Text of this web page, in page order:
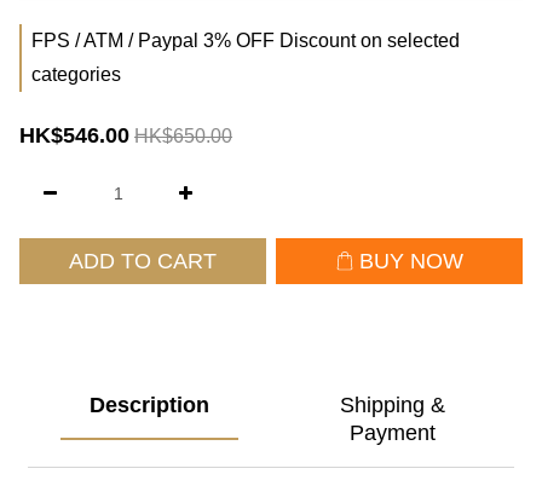
FPS / ATM / Paypal 3% OFF Discount on selected
categories
HK$546.00 HK$650.00
ADD TO CART BUY NOW
Description
Shipping &
Payment